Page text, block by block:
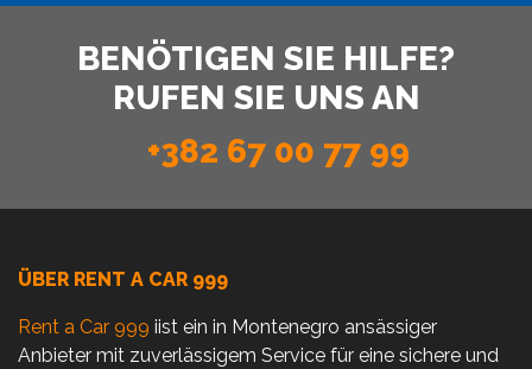
BENÖTIGEN SIE HILFE?
RUFEN SIE UNS AN
+382 67 00 77 99
ÜBER RENT A CAR 999
Rent a Car 999 iist ein in Montenegro ansässiger
Anbieter mit zuverlässigem Service für eine sichere und